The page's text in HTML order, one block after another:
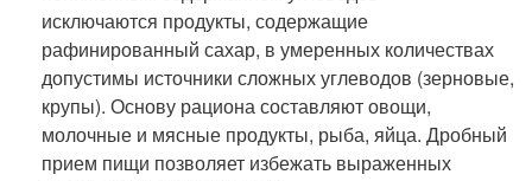
исключаются продукты, содержащие
рафинированный сахар, в умеренных количествах
допустимы источники сложных углеводов (зерновые,
крупы). Основу рациона составляют овощи,
молочные и мясные продукты, рыба, яйца. Дробный
прием пищи позволяет избежать выраженных